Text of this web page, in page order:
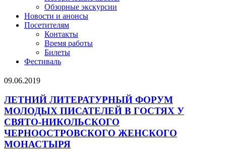
Обзорные экскурсии
Новости и анонсы
Посетителям
Контакты
Время работы
Билеты
Фестиваль
09.06.2019
ЛЕТНИЙ ЛИТЕРАТУРНЫЙ ФОРУМ
МОЛОДЫХ ПИСАТЕЛЕЙ В ГОСТЯХ У
СВЯТО-НИКОЛЬСКОГО
ЧЕРНООСТРОВСКОГО ЖЕНСКОГО
МОНАСТЫРЯ